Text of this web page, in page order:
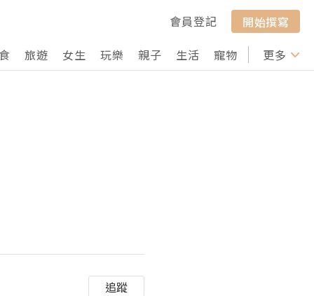
會員登記
開始撰寫
旅遊 女生 玩樂 親子 生活 寵物 行山 打卡
更多
追蹤